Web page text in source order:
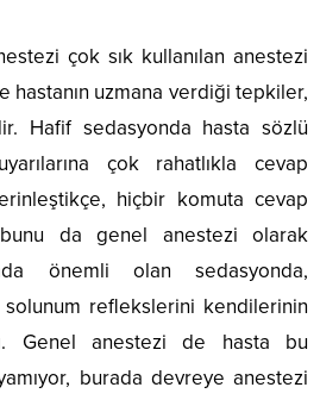
çok sık kullanılan anestezi
hastanın uzmana verdiği tepkiler,
Hafif sedasyonda hasta sözlü
çok rahatlıkla cevap
hiçbir komuta cevap
da genel anestezi olarak
önemli olan sedasyonda,
solunum reflekslerini kendilerinin
Genel anestezi de hasta bu
burada devreye anestezi